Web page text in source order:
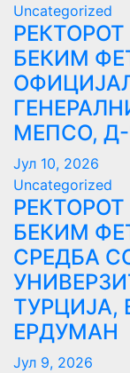
Uncategorized
БЕКИМ
МЕПСО,
Јул 10, 2026
Uncategorized
БЕКИМ
СРЕДБА
ТУРЦИЈА,
ЕРДУМАН
Јул 9, 2026